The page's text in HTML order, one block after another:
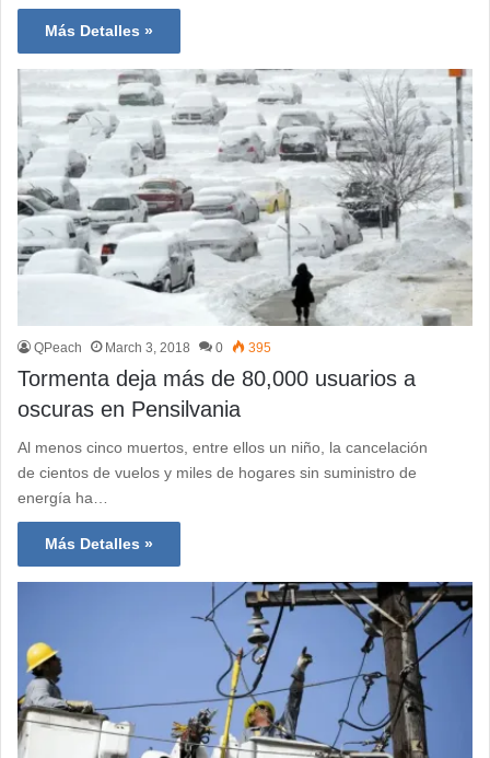
Más Detalles »
QPeach March 3, 2018 0 395
Tormenta deja más de 80,000 usuarios a
oscuras en Pensilvania
Al menos cinco muertos, entre ellos un niño, la cancelación
de cientos de vuelos y miles de hogares sin suministro de
energía ha…
Más Detalles »